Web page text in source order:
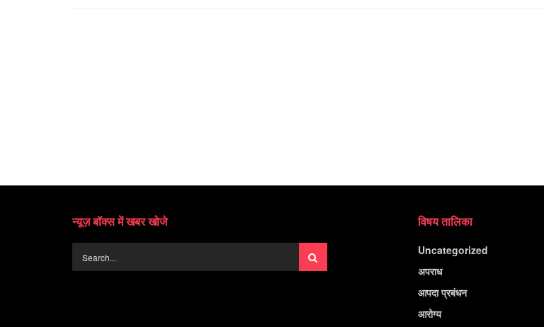
न्यूज़ बॉक्स में खबर खोजे विषय तालिका
Uncategorized
अपराध
आपदा प्रबंधन
आरोग्य